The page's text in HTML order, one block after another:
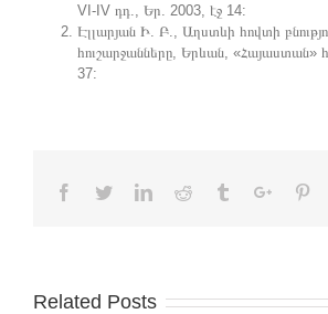
VI-IV դդ., Եր. 2003, էջ 14:
Էլլարյան Ի. Բ., Աղստևի հովտի
հուշարջանները, Երևան, «Հայաստան»
37:
Facebook
TwitterLinkedinReddit TumblrGoogle+
Related Posts